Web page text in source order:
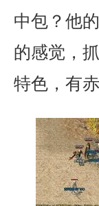
中包？他
的感觉，
特色，有